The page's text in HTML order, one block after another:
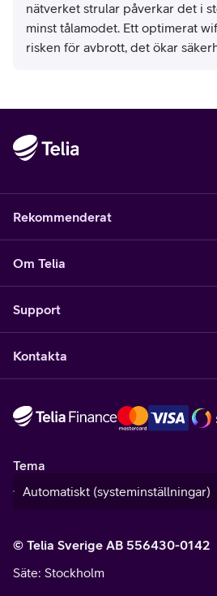
nätverket strular påverkar det i
minst tålamodet. Ett optimerat
risken för avbrott, det ökar
Rekommenderat
Om Telia
Support
Kontakta
Tema
© Telia Sverige AB 556430-0142
Säte: Stockholm